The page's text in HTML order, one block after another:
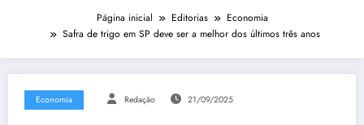
Página inicial Editorias
Economia
Safra de trigo em SP deve ser a melhor dos últimos três anos
Economia Redação 21/09/2025